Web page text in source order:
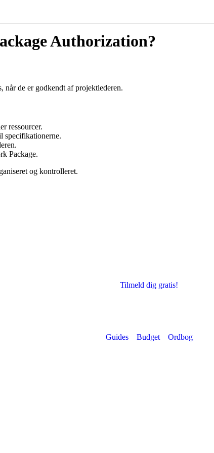
Authorization?
når de er godkendt af projektlederen.
ressourcer.
specifikationerne.
Package.
og kontrolleret.
Tilmeld dig gratis!
Guides Budget Ordbog